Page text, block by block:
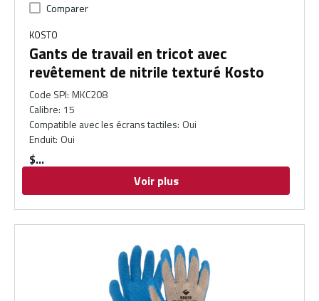
Comparer
KOSTO
Gants de travail en tricot avec
revêtement de nitrile texturé Kosto
Code SPI: MKC208
Calibre: 15
Compatible avec les écrans tactiles: Oui
Enduit: Oui
$
Voir plus